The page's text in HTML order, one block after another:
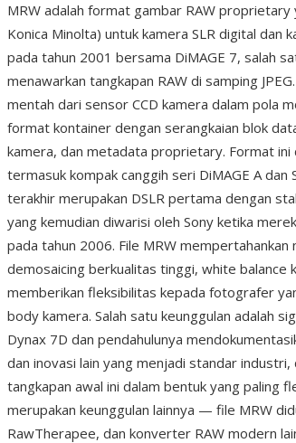
MRW adalah format gambar RAW proprietary
Konica Minolta) untuk kamera SLR digital dan
pada tahun 2001 bersama DiMAGE 7, salah
menawarkan tangkapan RAW di samping
mentah dari sensor CCD kamera dalam pola
format kontainer dengan serangkaian blok
kamera, dan metadata proprietary. Format ini
termasuk kompak canggih seri DiMAGE A
terakhir merupakan DSLR pertama dengan
yang kemudian diwarisi oleh Sony ketika
pada tahun 2006. File MRW
demosaicing berkualitas tinggi, white balance
memberikan fleksibilitas kepada fotografer
body kamera. Salah satu keunggulan adalah
Dynax 7D dan pendahulunya
dan inovasi lain yang menjadi standar
tangkapan awal ini dalam bentuk yang paling
merupakan keunggulan lainnya — file MRW
RawTherapee, dan konverter RAW modern